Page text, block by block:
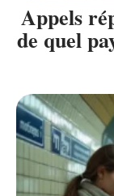
Appels
de quel